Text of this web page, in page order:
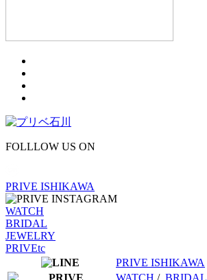
FOLLLOW US ON
PRIVE ISHIKAWA
WATCH
BRIDAL
JEWELRY
PRIVEtc
PRIVE ISHIKAWA